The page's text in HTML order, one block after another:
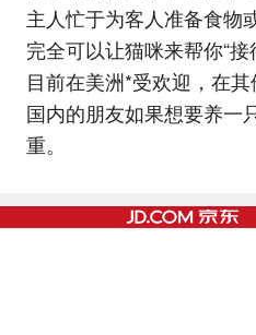
主人忙于为客人准备食物
完全可以让猫咪来帮你“
目前在美洲*受欢迎，在
国内的朋友如果想要养一
重。